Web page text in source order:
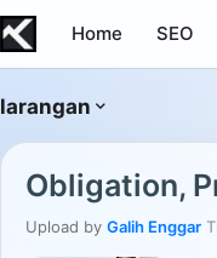
Home SEO
larangan
Obligation,
Upload by Galih Enggar